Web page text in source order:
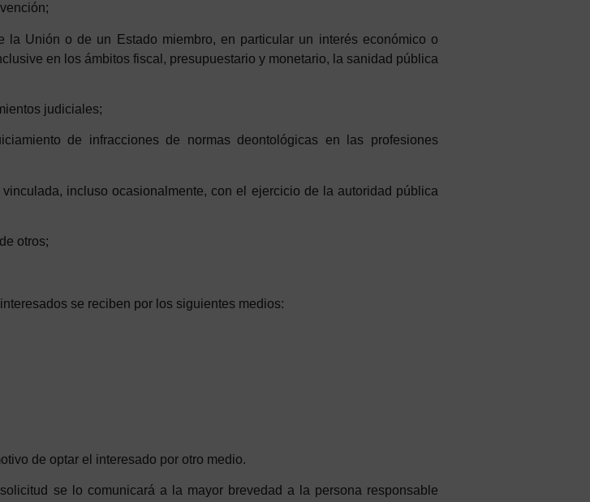
la Unión o de un Estado miembro, en particular un interés económico o
en los ámbitos fiscal, presupuestario y monetario, la sanidad pública
judiciales;
de infracciones de normas deontológicas en las profesiones
incluso ocasionalmente, con el ejercicio de la autoridad pública
otros;
se reciben por los siguientes medios:
de optar el interesado por otro medio.
se lo comunicará a la mayor brevedad a la persona responsable